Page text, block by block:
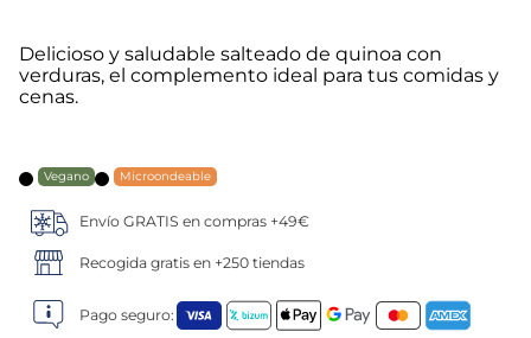
Delicioso y saludable salteado de quinoa con
verduras, el complemento ideal para tus comidas y
cenas.
Vegano Microondeable
Envío GRATIS en compras +49€
Recogida gratis en +250 tiendas
Pago seguro:
5. verduras
7. canelones
8. listísimos